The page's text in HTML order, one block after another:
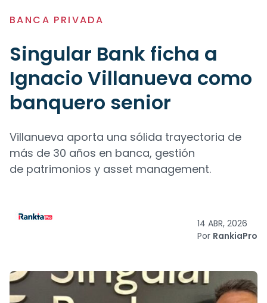
BANCA PRIVADA
Singular Bank ficha a
Ignacio Villanueva como
banquero senior
Villanueva aporta una sólida trayectoria de
más de 30 años en banca, gestión
de patrimonios y asset management.
14 ABR, 2026
Por RankiaPro